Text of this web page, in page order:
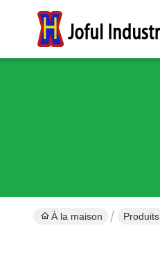
À la maison Produits